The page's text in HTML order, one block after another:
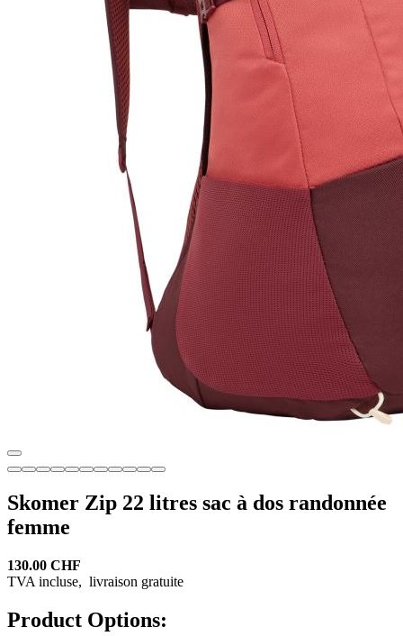
Skomer Zip 22 litres sac à dos randonnée
femme
130.00 CHF
TVA incluse, livraison gratuite
Product Options: